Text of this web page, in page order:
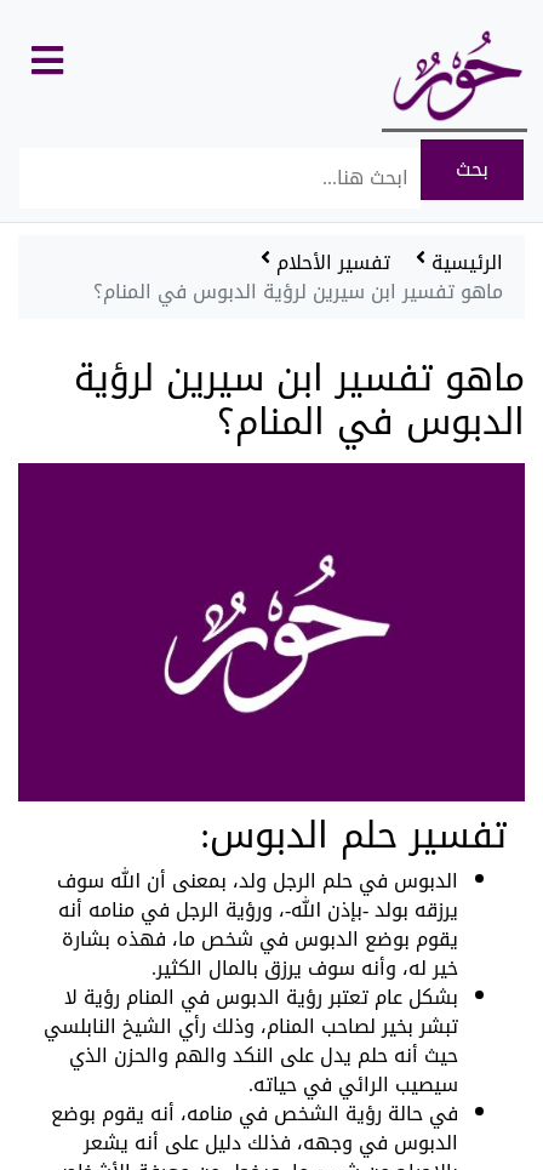
الرئيسية تفسير الأحلام
ماهو تفسير ابن سيرين لرؤية الدبوس في المنام؟
ماهو تفسير ابن سيرين لرؤية
الدبوس في المنام؟
تفسير حلم الدبوس:
الدبوس في حلم الرجل ولد، بمعنى أن الله سوف
يرزقه بولد -بإذن الله-، ورؤية الرجل في منامه أنه
يقوم بوضع الدبوس في شخص ما، فهذه بشارة
خير له، وأنه سوف يرزق بالمال الكثير.
بشكل عام تعتبر رؤية الدبوس في المنام رؤية لا
تبشر بخير لصاحب المنام، وذلك رأي الشيخ النابلسي
حيث أنه حلم يدل على النكد والهم والحزن الذي
سيصيب الرائي في حياته.
في حالة رؤية الشخص في منامه، أنه يقوم بوضع
الدبوس في وجهه، فذلك دليل على أنه يشعر